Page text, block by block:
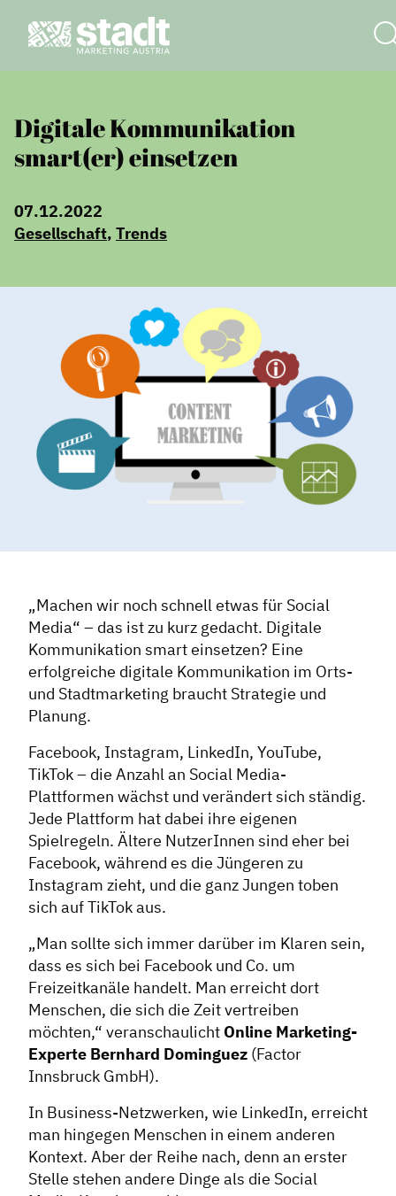
Digitale Kommunikation
smart(er) einsetzen
07.12.2022
Gesellschaft, Trends
„Machen wir noch schnell etwas für Social
Media“ – das ist zu kurz gedacht. Digitale
Kommunikation smart einsetzen? Eine
erfolgreiche digitale Kommunikation im Orts-
und Stadtmarketing braucht Strategie und
Planung.
Facebook, Instagram, LinkedIn, YouTube,
TikTok – die Anzahl an Social Media-
Plattformen wächst und verändert sich ständig.
Jede Plattform hat dabei ihre eigenen
Spielregeln. Ältere NutzerInnen sind eher bei
Facebook, während es die Jüngeren zu
Instagram zieht, und die ganz Jungen toben
sich auf TikTok aus.
„Man sollte sich immer darüber im Klaren sein,
dass es sich bei Facebook und Co. um
Freizeitkanäle handelt. Man erreicht dort
Menschen, die sich die Zeit vertreiben
möchten,“ veranschaulicht Online Marketing-
Experte Bernhard Dominguez (Factor
Innsbruck GmbH).
In Business-Netzwerken, wie LinkedIn, erreicht
man hingegen Menschen in einem anderen
Kontext. Aber der Reihe nach, denn an erster
Stelle stehen andere Dinge als die Social